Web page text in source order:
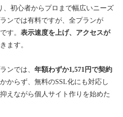
、初心者からプロまで幅広いニーズ
ンでは有料ですが、全プランが
す。 表示速度を上げ、アクセスが
ます。
ンでは、 年額わずか1,571円で契約
からず、無料のSSL化にも対応し
えながら個人サイト作りを始めた